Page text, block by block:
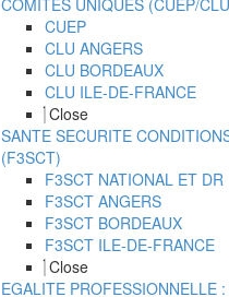
COMITES UNIQUES (CUEP/
CUEP
CLU ANGERS
CLU BORDEAUX
CLU ILE-DE-FRANCE
Close
SANTE SECURITE
(F3SCT)
F3SCT NATIONAL ET DR
F3SCT ANGERS
F3SCT BORDEAUX
F3SCT ILE-DE-FRANCE
Close
EGALITE PROFESSIONNELLE :